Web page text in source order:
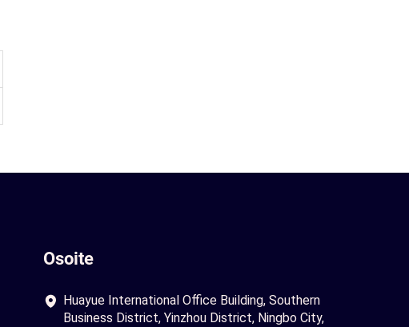
Osoite
Huayue International Office Building, Southern
Business District, Yinzhou District, Ningbo City,